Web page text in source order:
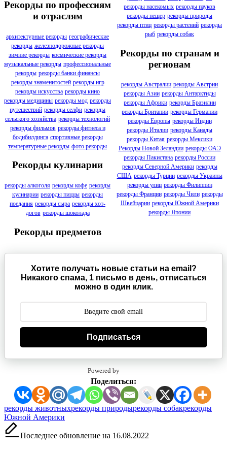
Рекорды по профессиям
и отраслям
архитектурные рекорды географические
рекорды железнодорожные рекорды
зимние рекорды космические рекорды
музыкальные рекорды профессиональные
рекорды рекорды банки финансы
рекорды знаменитостей рекорды игр
рекорды искусства рекорды кино
рекорды медицины рекорды мод рекорды
путешествий рекорды селфи рекорды
сельского хозяйства рекорды технологий
рекорды фильмов рекорды фитнеса и
бодибилдинга спортивные рекорды
температурные рекорды фото рекорды
Рекорды кулинарии
рекорды алкоголя рекорды кофе рекорды
кулинарии рекорды пиццы рекорды
поедания рекорды сыра рекорды хот-
догов рекорды шоколада
Рекорды предметов
рекорды насекомых рекорды пауков
рекорды пещер рекорды природы
рекорды птиц рекорды растений рекорды
рыб рекорды собак
Рекорды по странам и
регионам
рекорды Австралии рекорды Австрии
рекорды Азии рекорды Антарктиды
рекорды Африки рекорды Бразилии
рекорды Британии рекорды Германии
рекорды Европы рекорды Индии
рекорды Италии рекорды Канады
рекорды Китая рекорды Мексики
Рекорды Новой Зеландии рекорды ОАЭ
рекорды Пакистана рекорды России
рекорды Северной Америки рекорды
США рекорды Турции рекорды Украины
рекорды улиц рекорды Филиппин
рекорды Франции рекорды Чили рекорды
Швейцарии рекорды Южной Америки
рекорды Японии
Хотите получать новые статьи на email?
Никакого спама, 1 письмо в день, отписаться
можно в один клик.
Подписаться
Powered by
Поделиться:
Метки:
рекорды животныхрекорды природырекорды собакрекорды
Южной Америки
Последнее обновление на 16.08.2022